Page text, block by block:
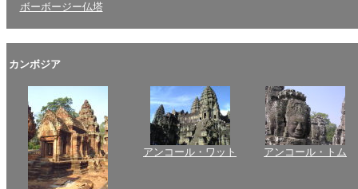
ボーボージー仏塔
カンボジア
アンコール・ワット アンコール・トム